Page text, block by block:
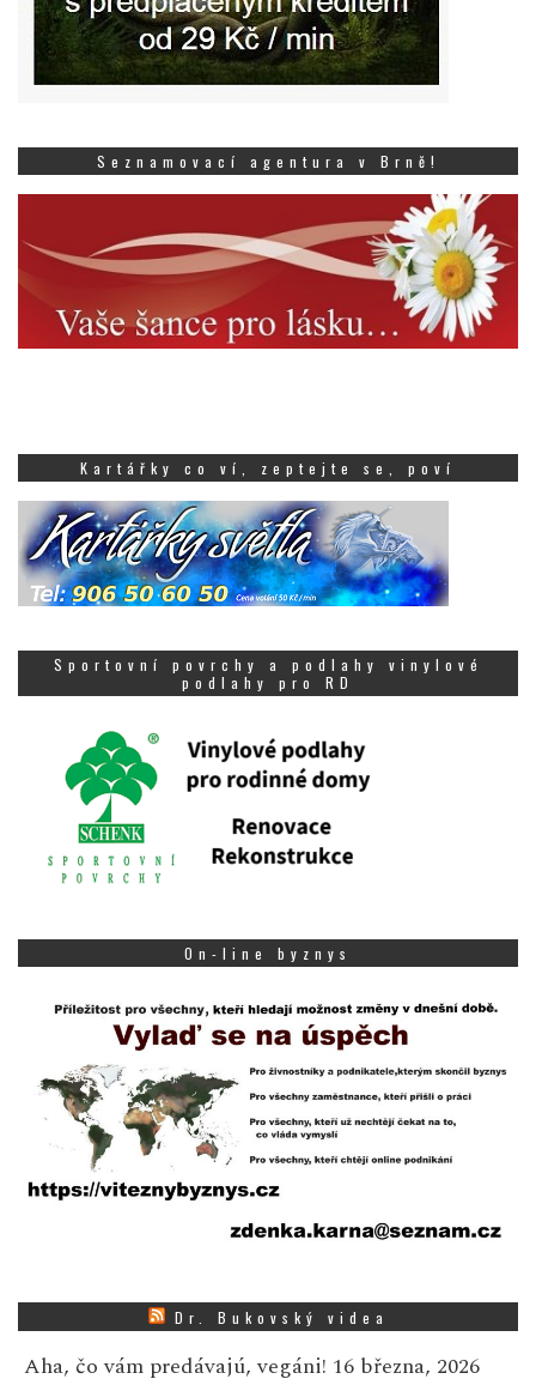
Seznamovací agentura v Brně!
Kartářky co ví, zeptejte se, poví
Sportovní povrchy a podlahy vinylové
podlahy pro RD
On-line byznys
Dr. Bukovský videa
Aha, čo vám predávajú, vegáni! 16 března, 2026